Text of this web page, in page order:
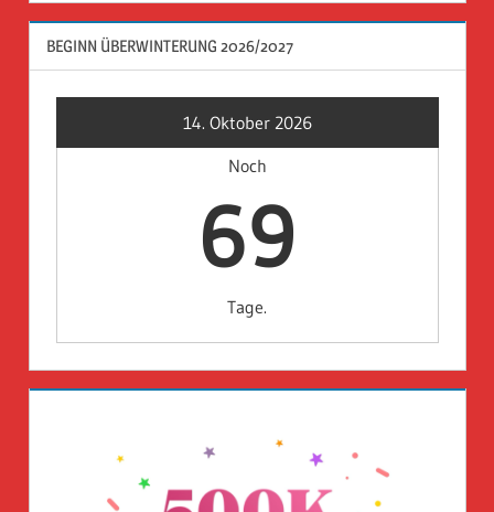
BEGINN ÜBERWINTERUNG 2026/2027
14. Oktober 2026
Noch
69
Tage.